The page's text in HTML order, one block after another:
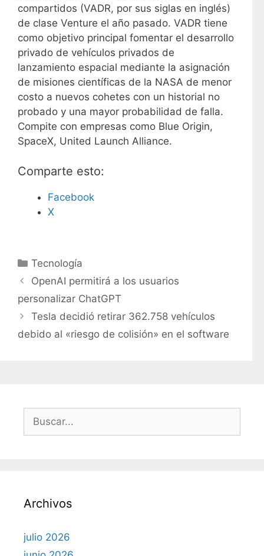
compartidos (VADR, por sus siglas en inglés)
de clase Venture el año pasado. VADR tiene
como objetivo principal fomentar el desarrollo
privado de vehículos privados de
lanzamiento espacial mediante la asignación
de misiones científicas de la NASA de menor
costo a nuevos cohetes con un historial no
probado y una mayor probabilidad de falla.
Compite con empresas como Blue Origin,
SpaceX, United Launch Alliance.
Comparte esto:
Facebook
X
C
a
e
g
o
Tecnología
OpenAI permitirá a los usuarios
personalizar ChatGPT
Tesla decidió retirar 362.758 vehículos
debido al «riesgo de colisión» en el software
:
Archivos
julio 2026